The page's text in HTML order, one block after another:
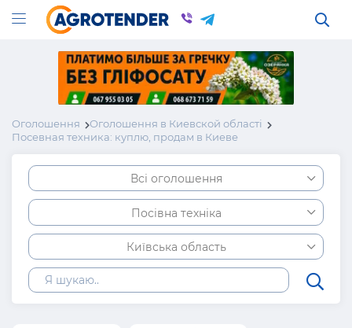
Оголошення
Оголошення в Киевской області
Посевная техника: куплю, продам в Киеве
Всі оголошення
Посівна техніка
Київська область